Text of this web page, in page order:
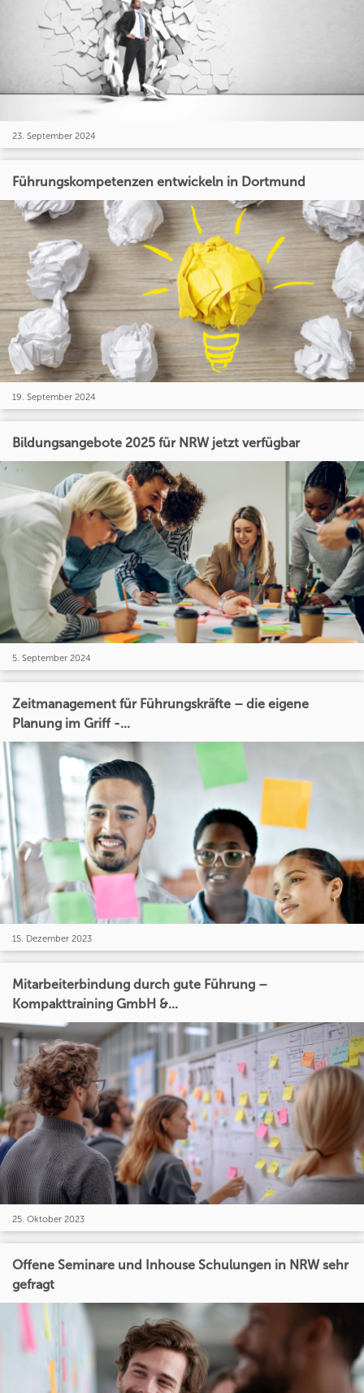
23. September 2024
Führungskompetenzen entwickeln in Dortmund
19. September 2024
Bildungsangebote 2025 für NRW jetzt verfügbar
5. September 2024
Zeitmanagement für Führungskräfte – die eigene
Planung im Griff -...
15. Dezember 2023
Mitarbeiterbindung durch gute Führung –
Kompakttraining GmbH &...
25. Oktober 2023
Offene Seminare und Inhouse Schulungen in NRW sehr
gefragt